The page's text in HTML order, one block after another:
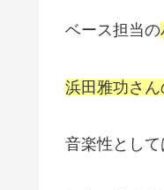
ベース担当の
浜田雅功さん
音楽性とし